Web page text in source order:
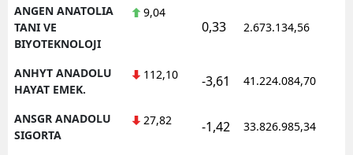
ANGEN ANATOLIA
TANI VE
BIYOTEKNOLOJI
9,04
0,33 2.673.134,56
ANHYT ANADOLU
HAYAT EMEK.
112,10 -3,61 41.224.084,70
ANSGR ANADOLU
SIGORTA
27,82 -1,42 33.826.985,34